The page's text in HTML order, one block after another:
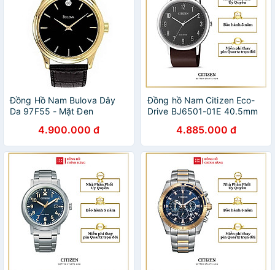
Đồng Hồ Nam Bulova Dây
Da 97F55 - Mặt Đen
4.900.000 đ
Đồng hồ Nam Citizen Eco-
Drive BJ6501-01E 40.5mm
4.885.000 đ